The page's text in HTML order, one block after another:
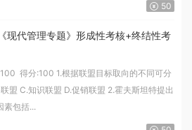
50
现代管理专题》形成性考核+终结性考
得分:100 1.根据联盟目标取向的不同可分
盟 C.知识联盟 D.促销联盟 2.霍夫斯坦特提出
素包括...